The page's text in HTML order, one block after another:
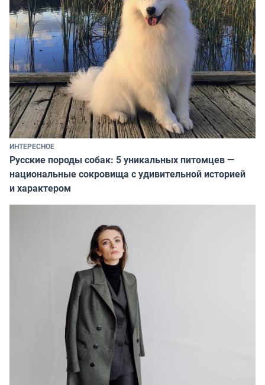
ИНТЕРЕСНОЕ
Русские породы собак: 5 уникальных питомцев —
национальные сокровища с удивительной историей
и характером